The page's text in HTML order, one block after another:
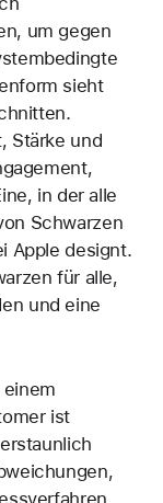
um gegen
sieht
Stärke und
in der alle
Schwarzen
Apple designt.
für alle,
und eine
ist